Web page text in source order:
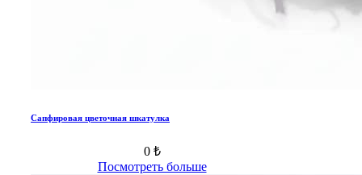
Сапфировая цветочная шкатулка
0 ₺
Посмотреть больше